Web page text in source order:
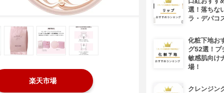
楽天市場
選！落ちな
ラ・デパコ
化粧下地お
グ52選！プ
敏感肌向け
場！
クレンジン